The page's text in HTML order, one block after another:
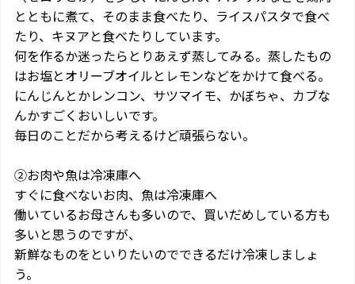
とともに煮て、そのまま食べたり、ライスパスタで食べ
たり、キヌアと食べたりしています。
何を作るか迷ったらとりあえず蒸してみる。蒸したもの
はお塩とオリーブオイルとレモンなどをかけて食べる。
にんじんとかレンコン、サツマイモ、かぼちゃ、カブな
んかすごくおいしいです。
毎日のことだから考えるけど頑張らない。
②お肉や魚は冷凍庫へ
すぐに食べないお肉、魚は冷凍庫へ
働いているお母さんも多いので、買いだめしている方も
多いと思うのですが、
新鮮なものをといりたいのでできるだけ冷凍しましょ
う。